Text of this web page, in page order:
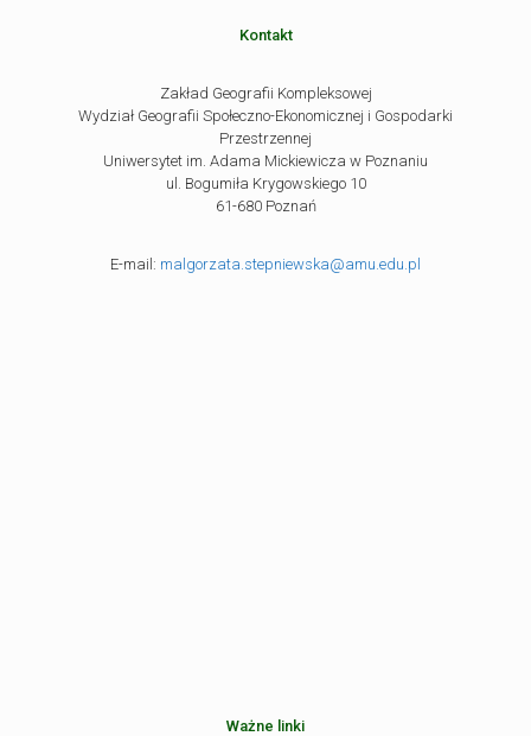
Kontakt
Zakład Geografii Kompleksowej
Wydział Geografii Społeczno-Ekonomicznej i Gospodarki
Przestrzennej
Uniwersytet im. Adama Mickiewicza w Poznaniu
ul. Bogumiła Krygowskiego 10
61-680 Poznań
E-mail: malgorzata.stepniewska@amu.edu.pl
Ważne linki